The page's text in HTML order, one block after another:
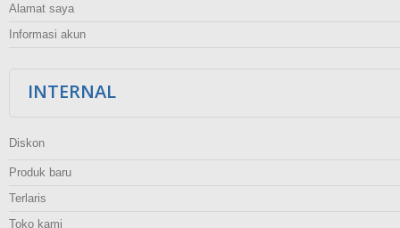
Alamat saya
Informasi akun
INTERNAL
Diskon
Produk baru
Terlaris
Toko kami